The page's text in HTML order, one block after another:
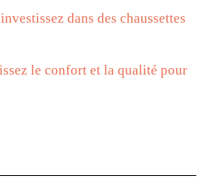
dans des chaussettes
le confort et la qualité pour